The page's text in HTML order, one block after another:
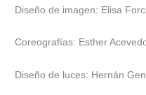
Diseño de imagen: Elisa
Coreografías: Esther
Diseño de luces: Hernán